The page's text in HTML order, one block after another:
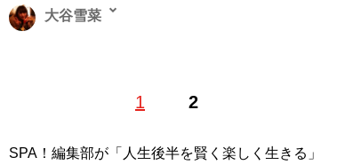
1 2
大谷雪菜
コンテストにて優秀賞入選。実話怪談を中心にライター
怖い話を語ったりもする。ツイッターアカウントは＠
SPA！編集部が「人生後半を賢く楽しく生きる」